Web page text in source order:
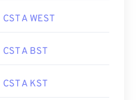
CST A WEST
CST A BST
CST A KST